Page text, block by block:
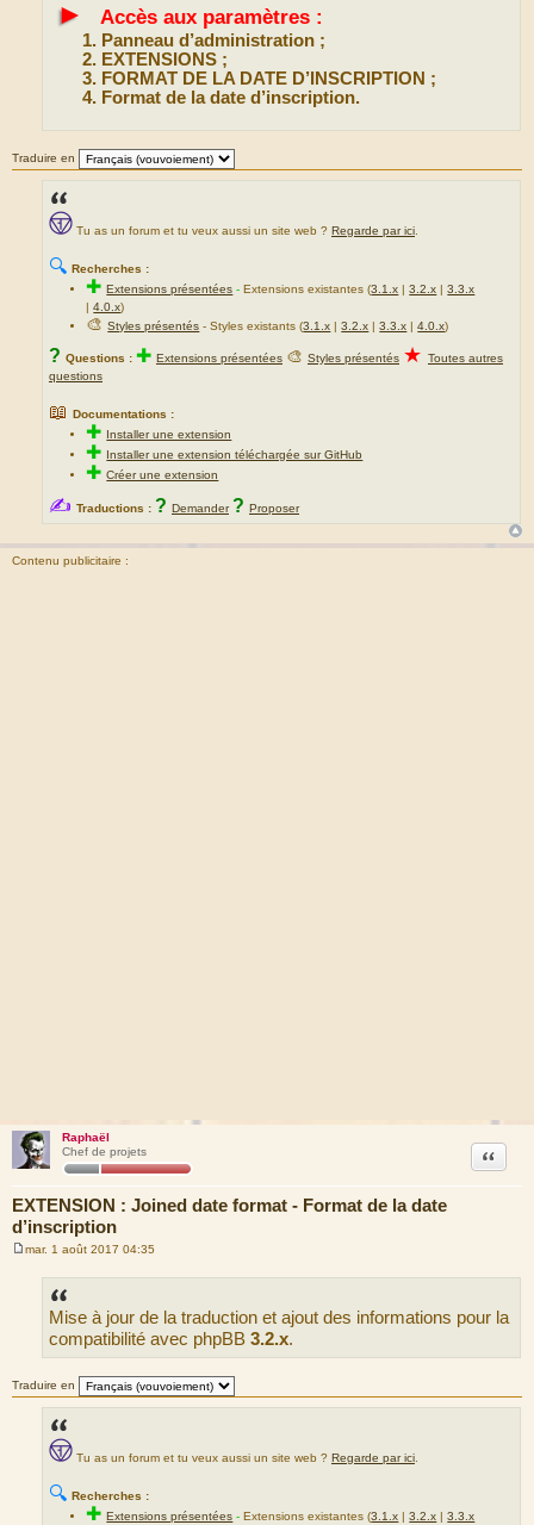
► Accès aux paramètres :
Panneau d’administration ;
EXTENSIONS ;
FORMAT DE LA DATE D’INSCRIPTION ;
Format de la date d’inscription.
Traduire en
Tu as un forum et tu veux aussi un site web ? Regarde par ici
🔍 Recherches :
✚Extensions présentées -Extensions existantes (3.1.x |3.2.x |3.3.x
|4.0.x)
🎨Styles présentés - Styles existants (3.1.x |3.2.x |3.3.x |4.0.x)
? Questions : ✚ Extensions présentées 🎨 Styles présentés ★ Toutes autres
questions
📖 Documentations :
✚ Installer une extension
✚ Installer une extension téléchargée sur GitHub
✚Créer une extension
✍ Traductions : ? Demander ? Proposer
Contenu publicitaire :
Raphaël
Chef de projets
EXTENSION : Joined date format - Format de la date
d’inscription
Citation
mar. 1 août 2017 04:35
Mise à jour de la traduction et ajout des informations pour la
compatibilité avec phpBB 3.2.x.
Traduire en
Tu as un forum et tu veux aussi un site web ? Regarde par ici
🔍 Recherches :
✚Extensions présentées -Extensions existantes (3.1.x |3.2.x |3.3.x